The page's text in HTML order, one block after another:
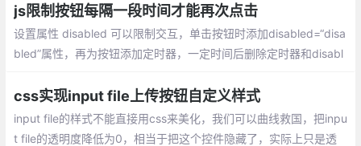
去覆盖默认值。
js限制按钮每隔一段时间才能再次点击
设置属性 disabled 可以限制交互，单击按钮时添加disabled=“disa
bled”属性，再为按钮添加定时器，一定时间后删除定时器和disabl
css实现input file上传按钮自定义样式
input file的样式不能直接用css来美化，我们可以曲线救国，把inpu
t file的透明度降低为0，相当于把这个控件隐藏了，实际上只是透